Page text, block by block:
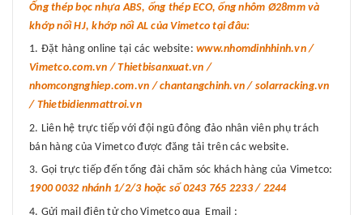
Ống thép bọc nhựa ABS, ống thép ECO, ống nhôm Ø28mm và
khớp nối HJ, khớp nối AL của Vimetco tại đâu:
Đặt hàng online tại các website: www.nhomdinhhinh.vn /
Vimetco.com.vn / Thietbisanxuat.vn /
nhomcongnghiep.com.vn / chantangchinh.vn / solarracking.vn
/ Thietbidienmattroi.vn
Liên hệ trực tiếp với đội ngũ đông đảo nhân viên phụ trách
bán hàng của Vimetco được đăng tải trên các website.
Gọi trực tiếp đến tổng đài chăm sóc khách hàng của Vimetco:
1900 0032 nhánh 1/2/3 hoặc số 0243 765 2233 / 2244
Gửi mail điện tử cho Vimetco qua Email :